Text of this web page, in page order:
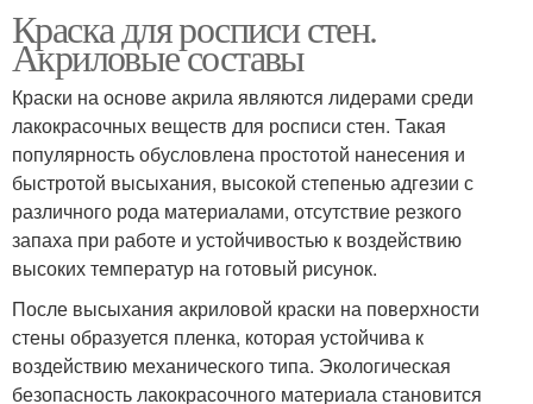
Краска для росписи стен.
Акриловые составы
Краски на основе акрила являются лидерами среди
лакокрасочных веществ для росписи стен. Такая
популярность обусловлена простотой нанесения и
быстротой высыхания, высокой степенью адгезии с
различного рода материалами, отсутствие резкого
запаха при работе и устойчивостью к воздействию
высоких температур на готовый рисунок.
После высыхания акриловой краски на поверхности
стены образуется пленка, которая устойчива к
воздействию механического типа. Экологическая
безопасность лакокрасочного материала становится